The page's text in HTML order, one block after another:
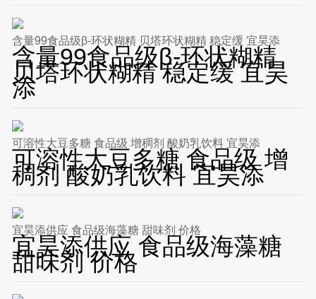
含量99食品级β-环状糊精 贝塔环状糊精 稳定缓 宜昊添
含量99食品级β-环状糊精
贝塔环状糊精 稳定缓 宜昊
添
可溶性大豆多糖 食品级 增稠剂 酸奶乳饮料 宜昊添
可溶性大豆多糖 食品级 增
稠剂 酸奶乳饮料 宜昊添
宜昊添供应 食品级海藻糖 甜味剂 价格
宜昊添供应 食品级海藻糖
甜味剂 价格